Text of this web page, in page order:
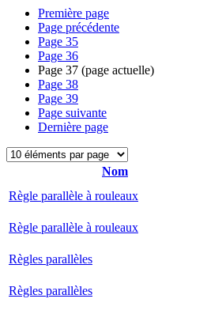
Première page
Page précédente
Page 35
Page 36
Page 37 (page actuelle)
Page 38
Page 39
Page suivante
Dernière page
Nom
Règle parallèle à rouleaux
Règle parallèle à rouleaux
Règles parallèles
Règles parallèles